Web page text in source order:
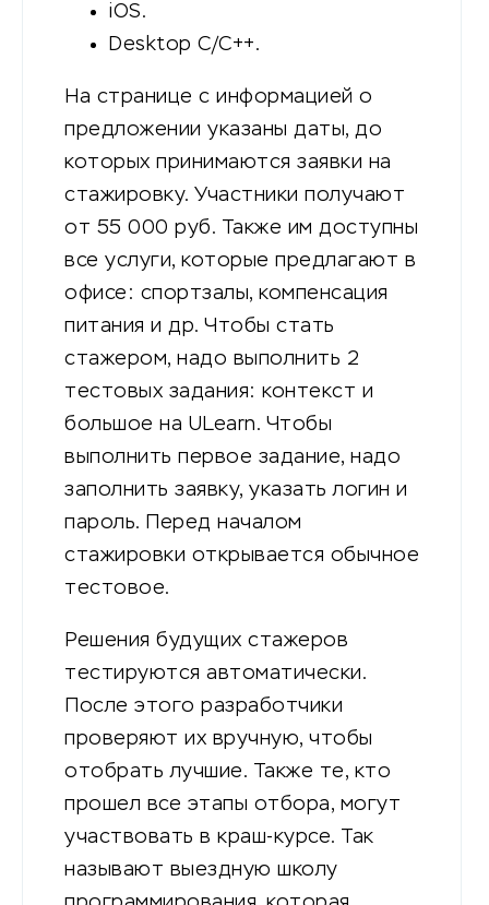
iOS.
Desktop C/C++.
На странице с информацией о
предложении указаны даты, до
которых принимаются заявки на
стажировку. Участники получают
от 55 000 руб. Также им доступны
все услуги, которые предлагают в
офисе: спортзалы, компенсация
питания и др. Чтобы стать
стажером, надо выполнить 2
тестовых задания: контекст и
большое на ULearn. Чтобы
выполнить первое задание, надо
заполнить заявку, указать логин и
пароль. Перед началом
стажировки открывается обычное
тестовое.
Решения будущих стажеров
тестируются автоматически.
После этого разработчики
проверяют их вручную, чтобы
отобрать лучшие. Также те, кто
прошел все этапы отбора, могут
участвовать в краш-курсе. Так
называют выездную школу